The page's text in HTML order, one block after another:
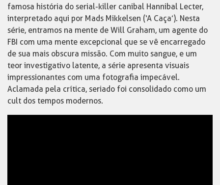
famosa história do serial-killer canibal Hannibal Lecter,
interpretado aqui por Mads Mikkelsen (‘A Caça’). Nesta
série, entramos na mente de Will Graham, um agente do
FBI com uma mente excepcional que se vê encarregado
de sua mais obscura missão. Com muito sangue, e um
teor investigativo latente, a série apresenta visuais
impressionantes com uma fotografia impecável.
Aclamada pela crítica, seriado foi consolidado como um
cult dos tempos modernos.